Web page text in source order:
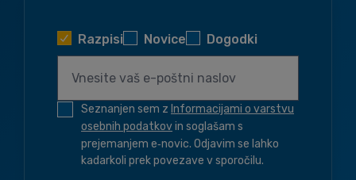
Razpisi Novice Dogodki
Seznanjen sem z Informacijami o varstvu
osebnih podatkovin soglašam s
prejemanjem e‑novic. Odjavim se lahko
kadarkoli prek povezave v sporočilu.